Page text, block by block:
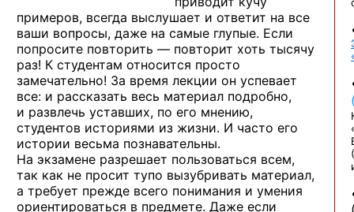
примеров, всегда выслушает и ответит на все
ваши вопросы, даже на самые глупые. Если
попросите повторить — повторит хоть тысячу
раз! К студентам относится просто
замечательно! За время лекции он успевает
все: и рассказать весь материал подробно,
и развлечь уставших, по его мнению,
студентов историями из жизни. И часто его
истории весьма познавательны.
На экзамене разрешает пользоваться всем,
так как не просит тупо вызубривать материал,
а требует прежде всего понимания и умения
ориентироваться в предмете. Даже если
(